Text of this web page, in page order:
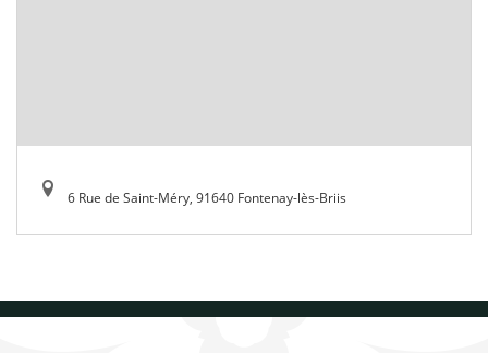
6 Rue de Saint-Méry, 91640 Fontenay-lès-Briis